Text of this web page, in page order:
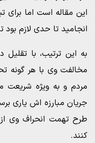
این مقاله است اما برای
انجامید تا حدی لازم بود
به این ترتیب، با
مخالفت وی با هر گونه
مردم و به ویژه شریعت
جریان مبارزه اش یاری
طرح تهمت انحراف وی
کنند.